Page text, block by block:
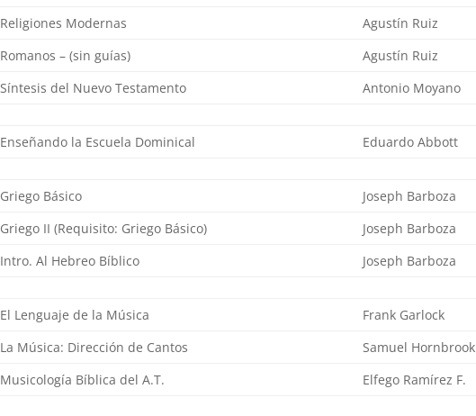
Religiones Modernas Agustín Ruiz
Romanos – (sin guías) Agustín Ruiz
Síntesis del Nuevo Testamento Antonio Moyano
Enseñando la Escuela Dominical Eduardo Abbott
Griego Básico Joseph Barboza
Griego II (Requisito: Griego Básico) Joseph Barboza
Intro. Al Hebreo Bíblico Joseph Barboza
El Lenguaje de la Música Frank Garlock
La Música: Dirección de Cantos Samuel Hornbrook
Musicología Bíblica del A.T. Elfego Ramírez F.